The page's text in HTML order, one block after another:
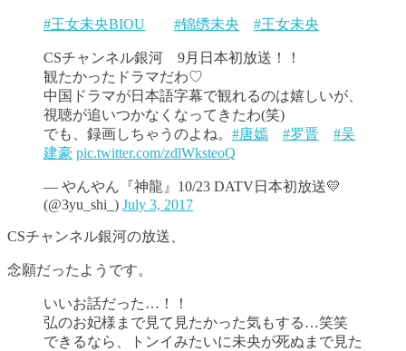
#王女未央BIOU #锦绣未央 #王女未央
CSチャンネル銀河 9月日本初放送！！
観たかったドラマだわ♡
中国ドラマが日本語字幕で観れるのは嬉しいが、
視聴が追いつかなくなってきたわ(笑)
でも、録画しちゃうのよね。 #唐嫣 #罗晋
#吴
建豪 pic.twitter.com/zdlWksteoQ
— やんやん『神龍』10/23 DATV日本初放送💛
(@3yu_shi_) July 3, 2017
CSチャンネル銀河の放送、
念願だったようです。
いいお話だった…！！
弘のお妃様まで見て見たかった気もする…笑笑
できるなら、トンイみたいに未央が死ぬまで見た